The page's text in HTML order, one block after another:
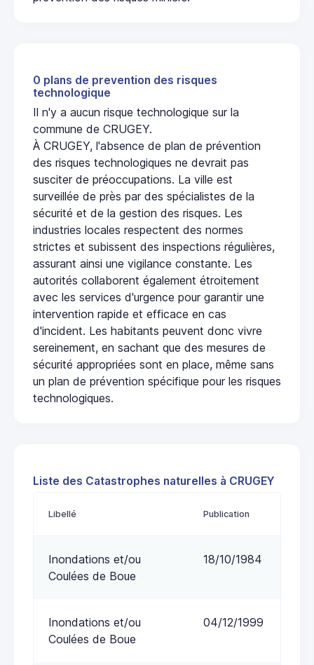
0 plans de prevention des risques
technologique
Il n'y a aucun risque technologique sur la
commune de CRUGEY.
À CRUGEY, l'absence de plan de prévention
des risques technologiques ne devrait pas
susciter de préoccupations. La ville est
surveillée de près par des spécialistes de la
sécurité et de la gestion des risques. Les
industries locales respectent des normes
strictes et subissent des inspections régulières,
assurant ainsi une vigilance constante. Les
autorités collaborent également étroitement
avec les services d'urgence pour garantir une
intervention rapide et efficace en cas
d'incident. Les habitants peuvent donc vivre
sereinement, en sachant que des mesures de
sécurité appropriées sont en place, même sans
un plan de prévention spécifique pour les risques
technologiques.
Liste des Catastrophes naturelles à CRUGEY
Libellé Publication
Inondations et/ou
Coulées de Boue
18/10/1984
Inondations et/ou
Coulées de Boue
04/12/1999